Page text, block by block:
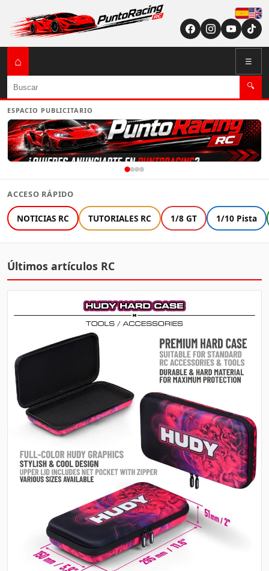
English (US /
⌂ ☰
Buscar 🔍
ESPACIO PUBLICITARIO
ACCESO RÁPIDO
NOTICIAS RC TUTORIALES RC 1/8 GT 1/10 Pista
Últimos artículos RC